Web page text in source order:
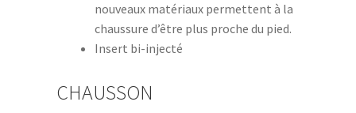
nouveaux matériaux permettent à la
chaussure d’être plus proche du pied.
Insert bi-injecté
CHAUSSON